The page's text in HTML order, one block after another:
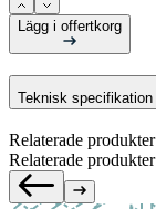
Lägg i offertkorg
Teknisk specifikation
Relaterade produkter
Relaterade produkter